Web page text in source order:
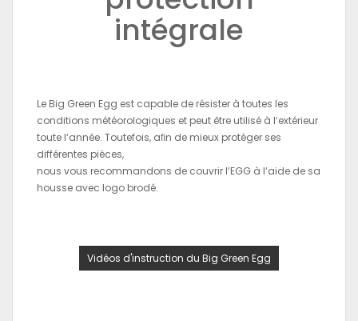
intégrale
Le Big Green Egg est capable de résister à toutes les
conditions météorologiques et peut être utilisé à l‘extérieur
toute l‘année. Toutefois, aﬁn de mieux protéger ses
différentes pièces,
nous vous recommandons de couvrir l‘EGG à l‘aide de sa
housse avec logo brodé.
Vidéos d'instruction du Big Green Egg